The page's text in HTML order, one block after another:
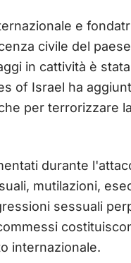
e
civile del
in cattività è
of Israel ha
per terrorizzare
durante
mutilazioni,
sessuali
internazionale.